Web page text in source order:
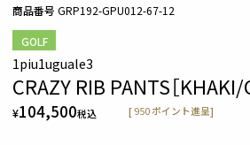
GOLF
1piu1uguale3
CRAZY RIB PANTS［KHAKI/
¥104,500税込 [ 950 ポイント進呈]
商品番号 GRP192-GPU012-67-12